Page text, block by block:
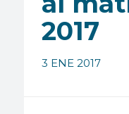
2017
3 ENE 2017